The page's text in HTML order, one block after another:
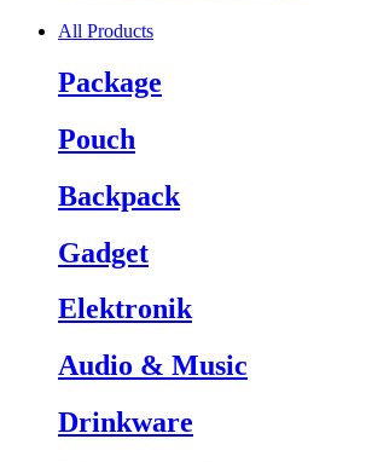
All Products
Package
Pouch
Backpack
Gadget
Elektronik
Audio & Music
Drinkware